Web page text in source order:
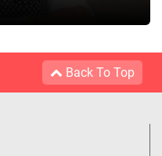
Back To Top